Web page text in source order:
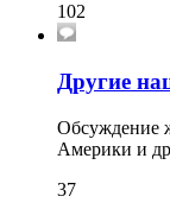
102
Другие
Обсуждение
Америки и
37